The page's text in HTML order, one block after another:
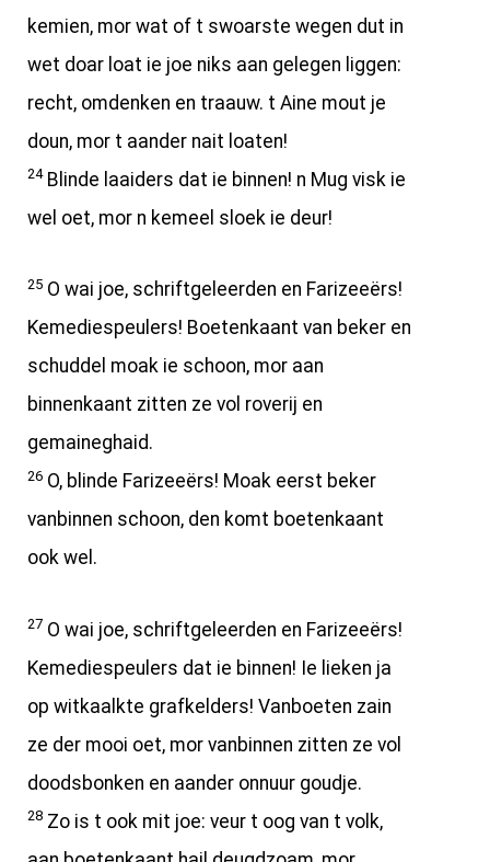
kemien, mor wat of t swoarste wegen dut in
wet doar loat ie joe niks aan gelegen liggen:
recht, omdenken en traauw. t Aine mout je
doun, mor t aander nait loaten!
24Blinde laaiders dat ie binnen! n Mug visk ie
wel oet, mor n kemeel sloek ie deur!
25 O wai joe, schriftgeleerden en Farizeeërs!
Kemediespeulers! Boetenkaant van beker en
schuddel moak ie schoon, mor aan
binnenkaant zitten ze vol roverij en
gemaineghaid.
26 O, blinde Farizeeërs! Moak eerst beker
vanbinnen schoon, den komt boetenkaant
ook wel.
27 O wai joe, schriftgeleerden en Farizeeërs!
Kemediespeulers dat ie binnen! Ie lieken ja
op witkaalkte grafkelders! Vanboeten zain
ze der mooi oet, mor vanbinnen zitten ze vol
doodsbonken en aander onnuur goudje.
28 Zo is t ook mit joe: veur t oog van t volk,